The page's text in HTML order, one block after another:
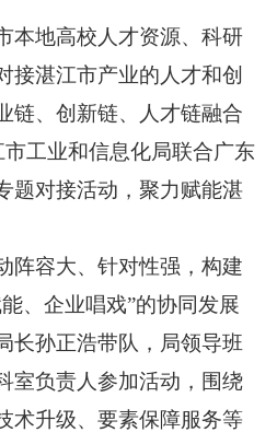
地高校人才资源、科研
接湛江市产业的人才和创
链、创新链、人才链融合
工业和信息化局联合广东
题对接活动，聚力赋能湛
容大、针对性强，构建
、企业唱戏”的协同发展
长孙正浩带队，局领导班
室负责人参加活动，围绕
术升级、要素保障服务等